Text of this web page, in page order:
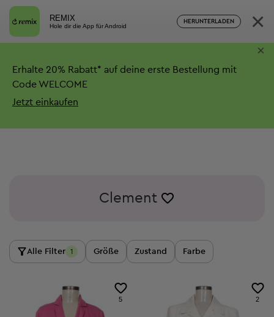
REMIX
Hole dir die App für Android
HERUNTERLADEN ×
Erhalte 20% Rabatt* auf deine erste Bestellung mit
Code WELCOME
Jetzt einkaufen
×
Clement
Alle Filter 1 Größe Zustand Farbe
5 2